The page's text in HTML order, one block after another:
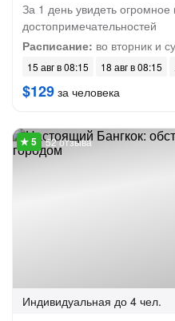
За 1 день увидеть огромное
достопримечательностей
Расписание: во вторник и
15 авг в 08:15 18 авг в 08:15
$129 за человека
52 отзыва
Индивидуальная до 4 чел.